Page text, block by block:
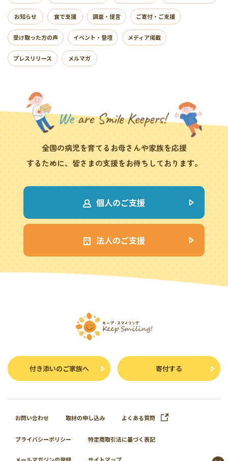
お知らせ 食で支援 調査・提言 ご寄付・ご支援
受け取った方の声 イベント・登壇 メディア掲載
プレスリリース メルマガ
全国の病児を育てるお母さんや家族を応援
するために、皆さまの支援をお待ちしております。
個人のご支援
法人のご支援
付き添いのご家族へ 寄付する
お問い合わせ 取材の申し込み よくある質問
プライバシーポリシー 特定商取引法に基づく表記